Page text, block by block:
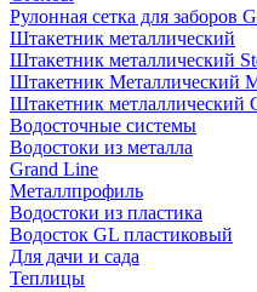
Рулонная сетка для заборов
Штакетник металлический
Штакетник металлический
Штакетник Металлический
Штакетник метлаллический
Водосточные системы
Водостоки из металла
Grand Line
Металлпрофиль
Водостоки из пластика
Водосток GL пластиковый
Для дачи и сада
Теплицы